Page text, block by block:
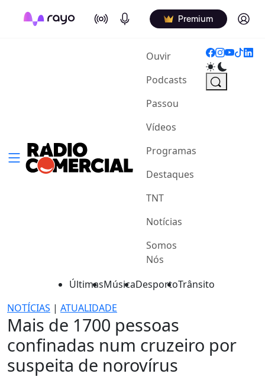
On Air Podcasts Premium Log in
Ouvir(current)
Podcasts
Passou
Vídeos
Programas
Destaques
TNT
Notícias
Somos
Nós
ÚltimasMúsicaDesportoTrânsito
NOTÍCIAS | ATUALIDADE
Mais de 1700 pessoas
confinadas num cruzeiro por
suspeita de norovírus